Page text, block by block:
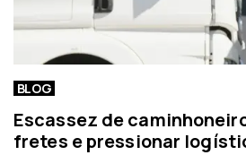
BLOG
Escassez de
fretes e pressionar